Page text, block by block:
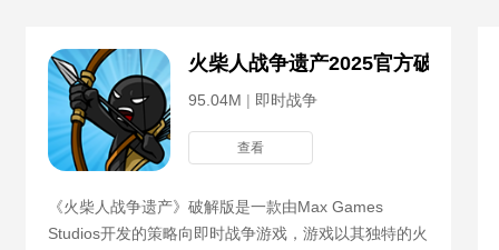
火柴人战争遗产2025官方破解版
95.04M | 即时战争
查看
《火柴人战争遗产》破解版是一款由Max Games
Studios开发的策略向即时战争游戏，游戏以其独特的火